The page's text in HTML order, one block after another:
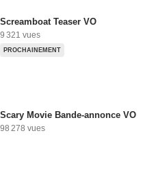
Screamboat Teaser VO
9 321 vues
PROCHAINEMENT
Scary Movie Bande-annonce VO
98 278 vues